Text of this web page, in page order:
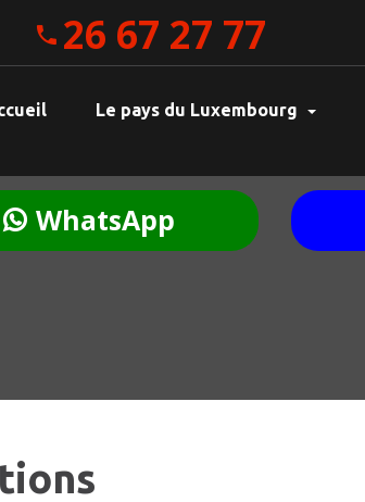
26 67 27 77
Le pays du Luxembourg
WhatsApp